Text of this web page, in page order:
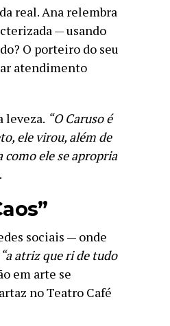
real. Ana relembra
— usando
O porteiro do seu
atendimento
leveza. “O Caruso é
ele virou, além de
ele se apropria
sociais — onde
“a atriz que ri de tudo
em arte se
no Teatro Café